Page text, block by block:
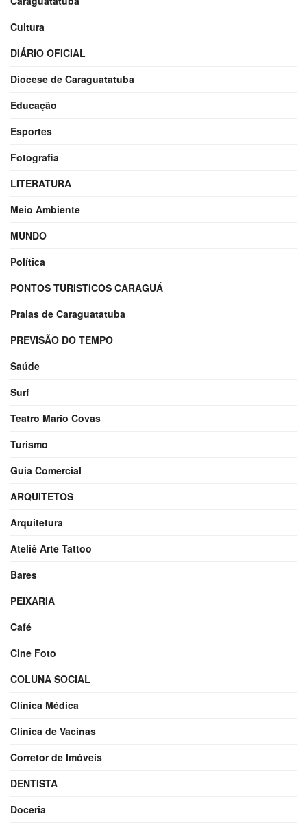
Cultura
DIÁRIO OFICIAL
Diocese de Caraguatatuba
Educação
Esportes
Fotografia
LITERATURA
Meio Ambiente
MUNDO
Política
PONTOS TURISTICOS CARAGUÁ
Praias de Caraguatatuba
PREVISÃO DO TEMPO
Saúde
Surf
Teatro Mario Covas
Turismo
Guia Comercial
ARQUITETOS
Arquitetura
Ateliê Arte Tattoo
Bares
PEIXARIA
Café
Cine Foto
COLUNA SOCIAL
Clínica Médica
Clínica de Vacinas
Corretor de Imóveis
DENTISTA
Doceria